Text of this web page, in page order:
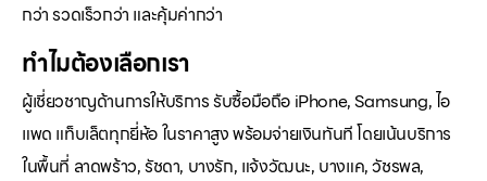
กว่า รวดเร็วกว่า และคุ้มค่ากว่า
ทำไมต้องเลือกเรา
ผู้เชี่ยวชาญด้านการให้บริการ รับซื้อมือถือ iPhone, Samsung, ไอ
แพด แท็บเล็ตทุกยี่ห้อ ในราคาสูง พร้อมจ่ายเงินทันที โดยเน้นบริการ
ในพื้นที่ ลาดพร้าว, รัชดา, บางรัก, แจ้งวัฒนะ, บางแค, วัชรพล,